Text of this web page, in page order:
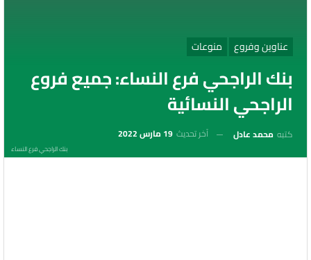
عناوين وفروع منوعات
بنك الراجحي فرع النساء: جميع فروع
الراجحي النسائية
كتبه محمد عادل آخر تحديث 19 مارس 2022
بنك الراجحي فرع النساء